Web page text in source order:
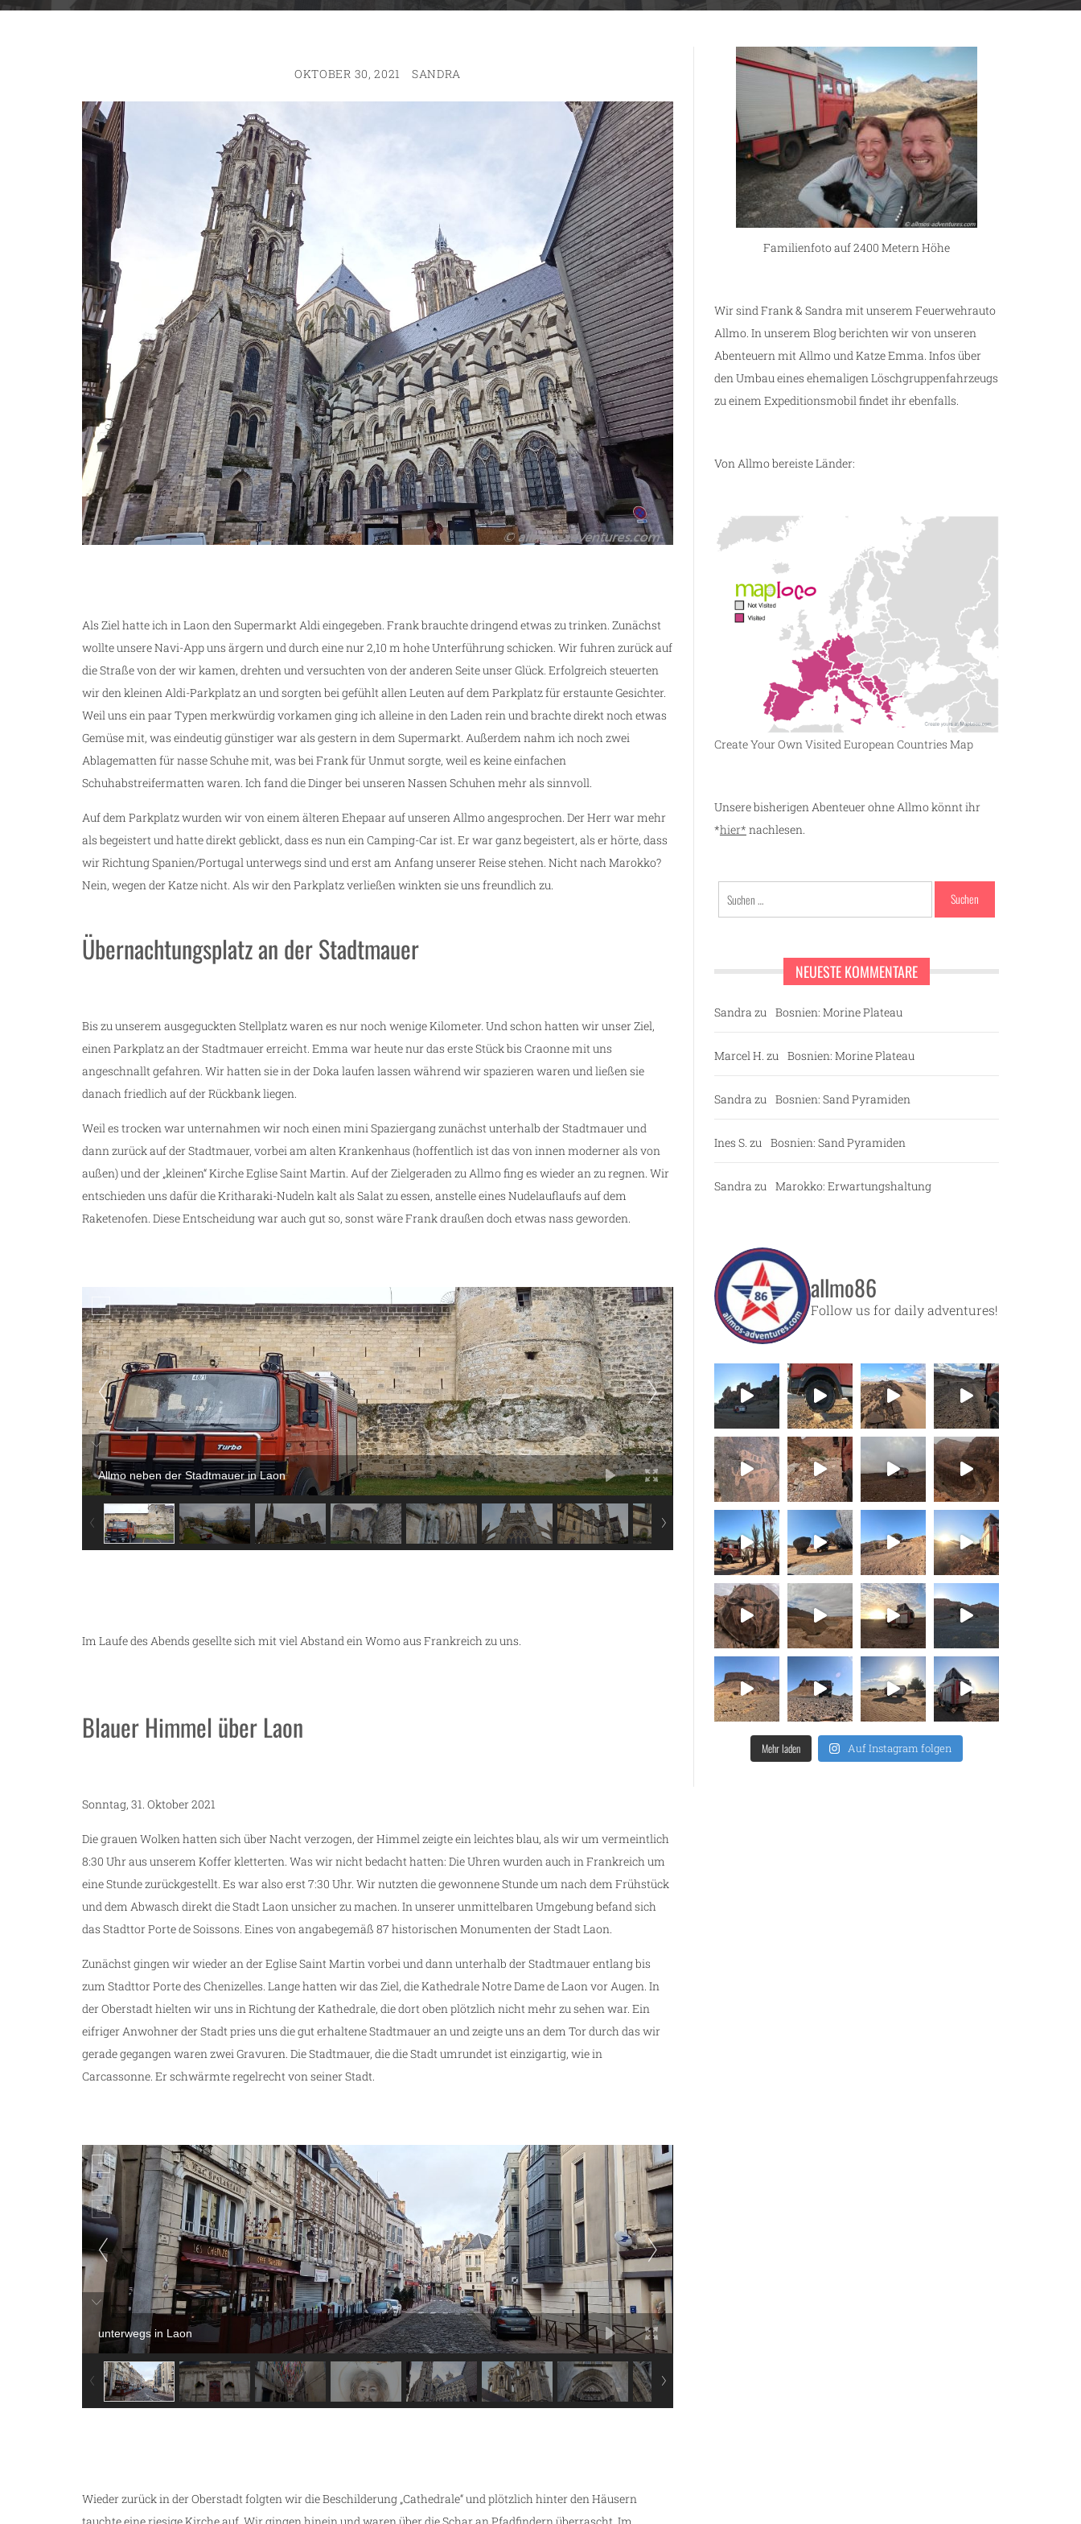
OKTOBER 30, 2021 SANDRA
Als Ziel hatte ich in Laon den Supermarkt Aldi eingegeben. Frank brauchte dringend etwas zu trinken. Zunächst
wollte unsere Navi-App uns ärgern und durch eine nur 2,10 m hohe Unterführung schicken. Wir fuhren zurück auf
die Straße von der wir kamen, drehten und versuchten von der anderen Seite unser Glück. Erfolgreich steuerten
wir den kleinen Aldi-Parkplatz an und sorgten bei gefühlt allen Leuten auf dem Parkplatz für erstaunte Gesichter.
Weil uns ein paar Typen merkwürdig vorkamen ging ich alleine in den Laden rein und brachte direkt noch etwas
Gemüse mit, was eindeutig günstiger war als gestern in dem Supermarkt. Außerdem nahm ich noch zwei
Ablagematten für nasse Schuhe mit, was bei Frank für Unmut sorgte, weil es keine einfachen
Schuhabstreifermatten waren. Ich fand die Dinger bei unseren Nassen Schuhen mehr als sinnvoll.
Auf dem Parkplatz wurden wir von einem älteren Ehepaar auf unseren Allmo angesprochen. Der Herr war mehr
als begeistert und hatte direkt geblickt, dass es nun ein Camping-Car ist. Er war ganz begeistert, als er hörte, dass
wir Richtung Spanien/Portugal unterwegs sind und erst am Anfang unserer Reise stehen. Nicht nach Marokko?
Nein, wegen der Katze nicht. Als wir den Parkplatz verließen winkten sie uns freundlich zu.
Übernachtungsplatz an der Stadtmauer
Bis zu unserem ausgeguckten Stellplatz waren es nur noch wenige Kilometer. Und schon hatten wir unser Ziel,
einen Parkplatz an der Stadtmauer erreicht. Emma war heute nur das erste Stück bis Craonne mit uns
angeschnallt gefahren. Wir hatten sie in der Doka laufen lassen während wir spazieren waren und ließen sie
danach friedlich auf der Rückbank liegen.
Weil es trocken war unternahmen wir noch einen mini Spaziergang zunächst unterhalb der Stadtmauer und
dann zurück auf der Stadtmauer, vorbei am alten Krankenhaus (hoffentlich ist das von innen moderner als von
außen) und der „kleinen“ Kirche Eglise Saint Martin. Auf der Zielgeraden zu Allmo fing es wieder an zu regnen. Wir
entschieden uns dafür die Kritharaki-Nudeln kalt als Salat zu essen, anstelle eines Nudelauflaufs auf dem
Raketenofen. Diese Entscheidung war auch gut so, sonst wäre Frank draußen doch etwas nass geworden.
Allmo neben der Stadtmauer in Laon
Im Laufe des Abends gesellte sich mit viel Abstand ein Womo aus Frankreich zu uns.
Blauer Himmel über Laon
Sonntag, 31. Oktober 2021
Die grauen Wolken hatten sich über Nacht verzogen, der Himmel zeigte ein leichtes blau, als wir um vermeintlich
8:30 Uhr aus unserem Koffer kletterten. Was wir nicht bedacht hatten: Die Uhren wurden auch in Frankreich um
eine Stunde zurückgestellt. Es war also erst 7:30 Uhr. Wir nutzten die gewonnene Stunde um nach dem Frühstück
und dem Abwasch direkt die Stadt Laon unsicher zu machen. In unserer unmittelbaren Umgebung befand sich
das Stadttor Porte de Soissons. Eines von angabegemäß 87 historischen Monumenten der Stadt Laon.
Zunächst gingen wir wieder an der Eglise Saint Martin vorbei und dann unterhalb der Stadtmauer entlang bis
zum Stadttor Porte des Chenizelles. Lange hatten wir das Ziel, die Kathedrale Notre Dame de Laon vor Augen. In
der Oberstadt hielten wir uns in Richtung der Kathedrale, die dort oben plötzlich nicht mehr zu sehen war. Ein
eifriger Anwohner der Stadt pries uns die gut erhaltene Stadtmauer an und zeigte uns an dem Tor durch das wir
gerade gegangen waren zwei Gravuren. Die Stadtmauer, die die Stadt umrundet ist einzigartig, wie in
Carcassonne. Er schwärmte regelrecht von seiner Stadt.
unterwegs in Laon
Wieder zurück in der Oberstadt folgten wir die Beschilderung „Cathedrale“ und plötzlich hinter den Häusern
Familienfoto auf 2400 Metern Höhe
Wir sind Frank & Sandra mit unserem Feuerwehrauto
Allmo. In unserem Blog berichten wir von unseren
Abenteuern mit Allmo und Katze Emma. Infos über
den Umbau eines ehemaligen Löschgruppenfahrzeugs
zu einem Expeditionsmobil findet ihr ebenfalls.
Von Allmo bereiste Länder:
Create Your Own Visited European Countries Map
Unsere bisherigen Abenteuer ohne Allmo könnt ihr
*hier* nachlesen.
Suchen
nach:
NEUESTE KOMMENTARE
Sandra zu Bosnien: Morine Plateau
Marcel H. zu Bosnien: Morine Plateau
Sandra zu Bosnien: Sand Pyramiden
Ines S. zu Bosnien: Sand Pyramiden
Sandra zu Marokko: Erwartungshaltung
allmo86
Follow us for daily adventures!
Mehr laden Auf Instagram folgen